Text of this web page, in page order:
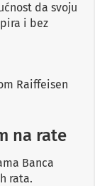
da svoju
i bez
Raiffeisen
na rate
Banca
rata.